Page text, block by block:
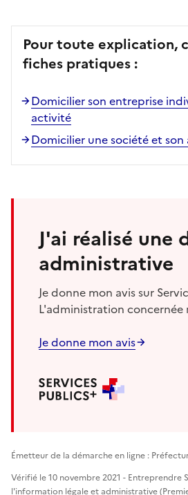
Pour toute explication,
fiches pratiques :
Domicilier son entreprise
activité
Domicilier une société et
J'ai réalisé une
administrative
Je donne mon avis sur
L'administration concernée
Je donne mon avis
Émetteur de la démarche en ligne :
Vérifié le 10 novembre 2021 - Entreprendre
l'information légale et administrative